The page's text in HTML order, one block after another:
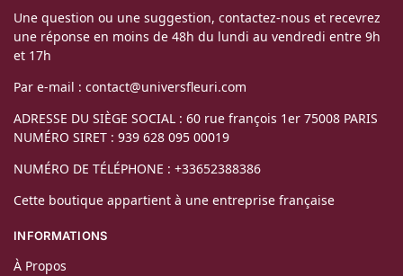
Une question ou une suggestion, contactez-nous et recevrez
une réponse en moins de 48h du lundi au vendredi entre 9h
et 17h
Par e-mail : contact@universfleuri.com
ADRESSE DU SIÈGE SOCIAL : 60 rue françois 1er 75008 PARIS
NUMÉRO SIRET : 939 628 095 00019
NUMÉRO DE TÉLÉPHONE : +33652388386
Cette boutique appartient à une entreprise française
INFORMATIONS
À Propos